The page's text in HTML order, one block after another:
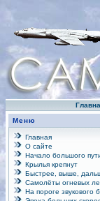
Меню
Главная
О сайте
Начало большого
Крылья крепнут
Быстрее, выше,
Самолёты огневых
На пороге звукового